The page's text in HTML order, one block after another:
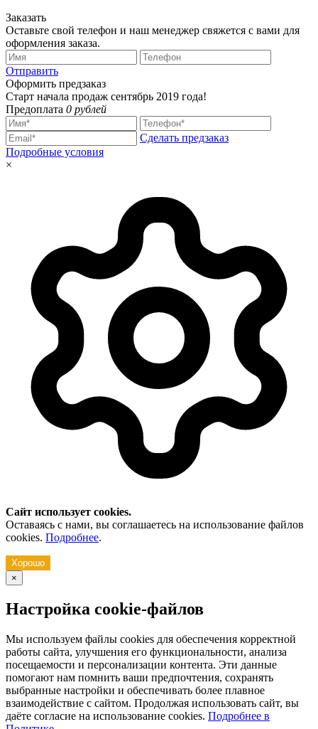
Заказать
Оставьте свой телефон и наш менеджер свяжется с вами для
оформления заказа.
Отправить
Оформить предзаказ
Старт начала продаж сентябрь 2019 года!
Предоплата 0 рублей
Сделать предзаказ
Подробные условия
×
Сайт использует cookies.
Оставаясь с нами, вы соглашаетесь на использование файлов
cookies. Подробнее.
Хорошо
×
Настройка cookie-файлов
Мы используем файлы cookies для обеспечения корректной
работы сайта, улучшения его функциональности, анализа
посещаемости и персонализации контента. Эти данные
помогают нам помнить ваши предпочтения, сохранять
выбранные настройки и обеспечивать более плавное
взаимодействие с сайтом. Продолжая использовать сайт, вы
даёте согласие на использование cookies. Подробнее в